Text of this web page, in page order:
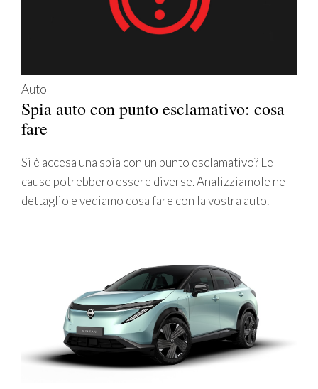
Auto
Spia auto con punto esclamativo: cosa
fare
Si è accesa una spia con un punto esclamativo? Le
cause potrebbero essere diverse. Analizziamole nel
dettaglio e vediamo cosa fare con la vostra auto.